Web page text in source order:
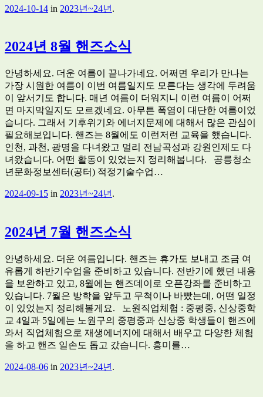
2024-10-14 in 2023년~24년 .
2024년 8월 핸즈소식
안녕하세요. 더운 여름이 끝나가네요. 어쩌면 우리가 만나는
가장 시원한 여름이 이번 여름일지도 모른다는 생각에 두려움
이 앞서기도 합니다. 매년 여름이 더워지니 이런 여름이 어쩌
면 마지막일지도 모르겠네요. 아무튼 폭염이 대단한 여름이었
습니다. 그래서 기후위기와 에너지문제에 대해서 많은 관심이
필요해보입니다. 핸즈는 8월에도 이런저런 교육을 했습니다.
인천, 과천, 광명을 다녀왔고 멀리 전남곡성과 강원인제도 다
녀왔습니다. 어떤 활동이 있었는지 정리해봅니다. 공릉청소
년문화정보센터(공터) 적정기술수업…
2024-09-15 in 2023년~24년 .
2024년 7월 핸즈소식
안녕하세요. 더운 여름입니다. 핸즈는 휴가도 보내고 조금 여
유롭게 하반기수업을 준비하고 있습니다. 전반기에 했던 내용
을 보완하고 있고, 8월에는 핸즈데이로 오픈강좌를 준비하고
있습니다. 7월은 방학을 앞두고 무척이나 바빴는데, 어떤 일정
이 있었는지 정리해볼게요. 노원직업체험 : 중평중, 신상중학
교 4일과 5일에는 노원구의 중평중과 신상중 학생들이 핸즈에
와서 직업체험으로 재생에너지에 대해서 배우고 다양한 체험
을 하고 핸즈 일손도 돕고 갔습니다. 흥미를…
2024-08-06 in 2023년~24년 .